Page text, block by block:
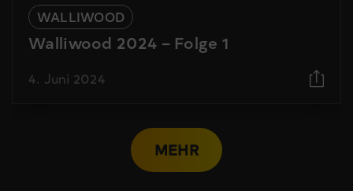
WALLIWOOD
Walliwood 2024 – Folge 1
4. Juni 2024
MEHR